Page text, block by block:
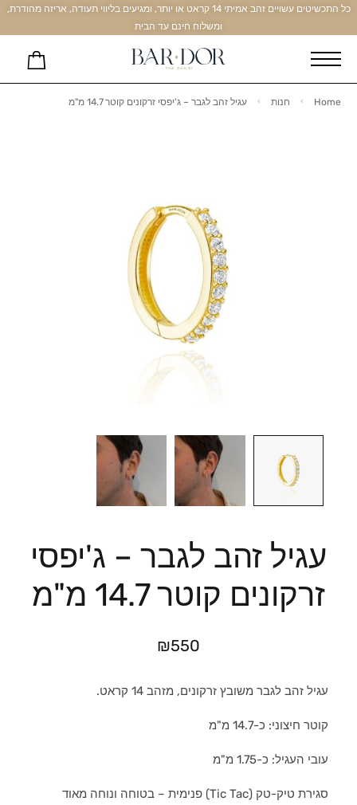
כל התכשיטים עשויים זהב אמיתי 14 קראט או יותר, ומגיעים בליווי תעודה, אריזה מהודרת,
ומשלוח חינם עד הבית
Home חנות עגיל זהב לגבר – ג'יפסי זרקונים קוטר 14.7 מ"מ
עגיל זהב לגבר – ג'יפסי
זרקונים קוטר 14.7 מ"מ
₪550
עגיל זהב לגבר משובץ זרקונים, מזהב 14 קראט.
קוטר חיצוני: כ-14.7 מ"מ
עובי העגיל: כ-1.75 מ"מ
סגירת טיק-טק (Tic Tac) פנימית – בטוחה ונוחה מאוד